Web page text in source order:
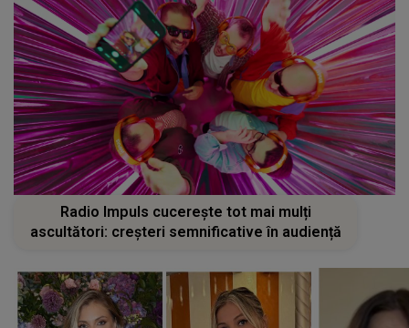
Radio Impuls cucerește tot mai mulți
ascultători: creșteri semnificative în audiență